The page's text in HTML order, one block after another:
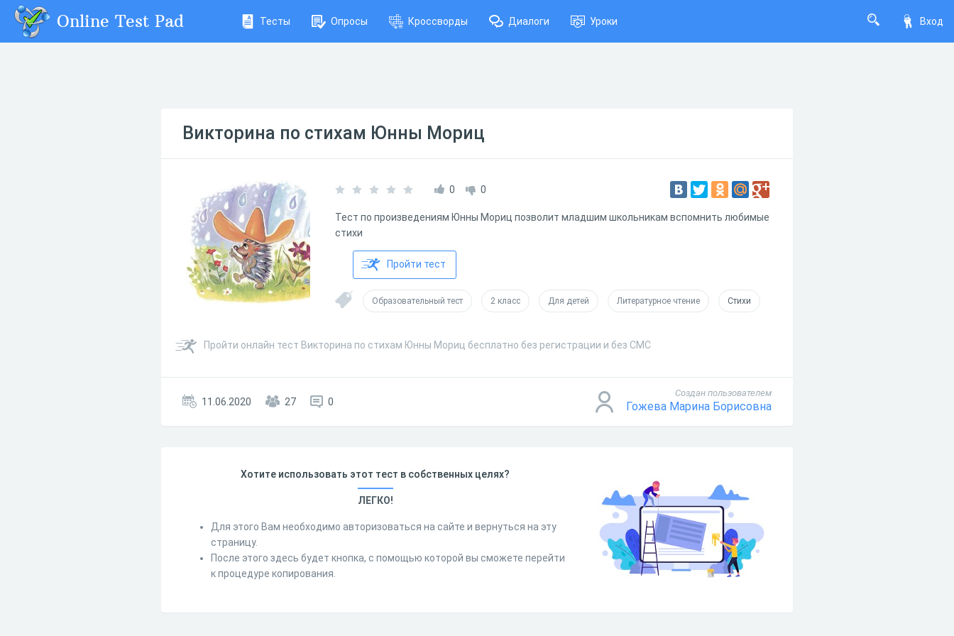
Вход
Online Test Pad Тесты Опросы Кроссворды Диалоги Уроки
Викторина по стихам Юнны Мориц
0 0
Тест по произведениям Юнны Мориц позволит младшим школьникам вспомнить любимые
стихи
Пройти тест
Образовательный тест 2 класс Для детей Литературное чтение Стихи
Пройти онлайн тест Викторина по стихам Юнны Мориц бесплатно без регистрации и без СМС
11.06.2020 27 0
Создан пользователем
Гожева Марина Борисовна
Хотите использовать этот тест в собственных целях?
ЛЕГКО!
Для этого Вам необходимо авторизоваться на сайте и вернуться на эту
страницу.
После этого здесь будет кнопка, с помощью которой вы сможете перейти
к процедуре копирования.